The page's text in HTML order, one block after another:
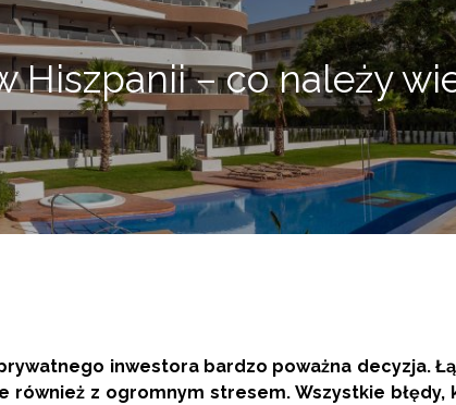
Hiszpanii – co należy
inwestora bardzo poważna decyzja.
również z ogromnym stresem. Wszystkie